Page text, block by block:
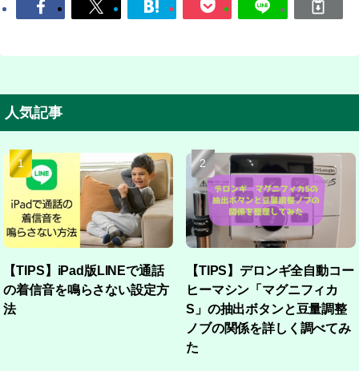
人気記事
【TIPS】iPad版LINEで通話
の着信音を鳴らさない設定方
法
【TIPS】デロンギ全自動コー
ヒーマシン「マグニフィカ
S」の抽出ボタンと豆量調整
ノブの関係を詳しく調べてみ
た